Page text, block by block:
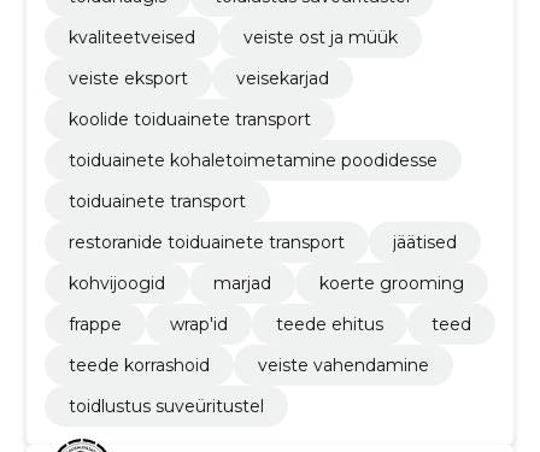
kvaliteetveised
veiste ost ja müük
veiste eksport
veisekarjad
koolide toiduainete transport
toiduainete kohaletoimetamine poodidesse
toiduainete transport
restoranide toiduainete transport
jäätised
kohvijoogid
marjad
koerte grooming
frappe
wrap'id teede ehitus
teed
teede korrashoid
veiste vahendamine
toidlustus suveüritustel